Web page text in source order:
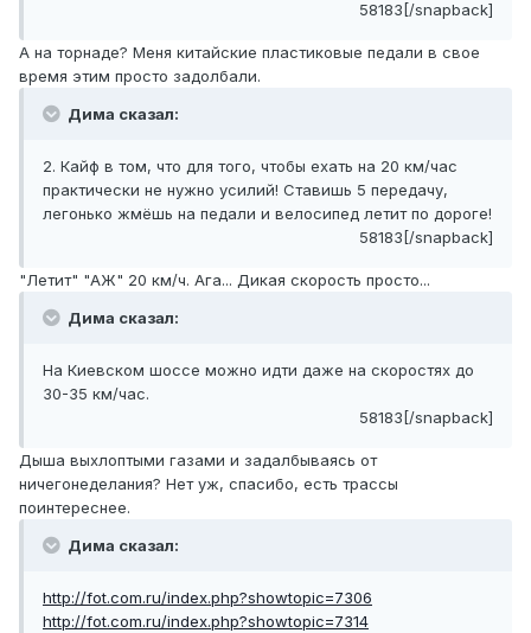
58183[/snapback]
А на торнаде? Меня китайские пластиковые педали в свое
время этим просто задолбали.
Дима сказал:
2. Кайф в том, что для того, чтобы ехать на 20 км/час
практически не нужно усилий! Ставишь 5 передачу,
легонько жмёшь на педали и велосипед летит по дороге!
58183[/snapback]
"Летит" "АЖ" 20 км/ч. Ага... Дикая скорость просто...
Дима сказал:
На Киевском шоссе можно идти даже на скоростях до
30-35 км/час.
58183[/snapback]
Дыша выхлоптыми газами и задалбываясь от
ничегонеделания? Нет уж, спасибо, есть трассы
поинтереснее.
Дима сказал:
http://fot.com.ru/index.php?showtopic=7306
http://fot.com.ru/index.php?showtopic=7314